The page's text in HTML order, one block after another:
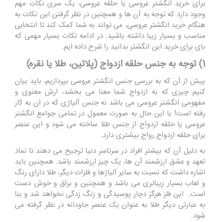
برای خرید انگشتر عروسی یا حلقه عروسی، یک سری نکات مهم
وجود دارد که توجه به آن ها و همچنین در نظر گرفتن این نکات به
هنگام خرید انگشتر عروسی، می تواند به شما کمک کند تا انتخابی
مناسب و بسیار زیبا داشته باشید. در ادامه نکات بسیار مهمی که
بای برای خرید این انگشتر بدانید را شرح داده ایم.
1) توجه به جنس حلقه ازدواج (پلاتین، طلا یا نقره)
پیش از آن که به بررسی جنس انگشتر عروسی بپردازیم، باید بیان
کنیم چیزی که به ازدواج شما معنا می بخشد، ارش معنوی و
مفهومی انگشتر عروسی می باشد نه جنس آلیاژی که در ان به کار
رفته است! با این حال به صورت معمول در تمامی جوامع انگشتر
عروسی یا حلقه ازدواج از جنس طلا ساخته می شود و این عنصر
برای حلقه ازدواج رواج بیشتری دارد.
به دلیل آن که بیشتر افراد در سرتاسر دنیا ترجیح می دهند تا نماد
تعهد و عشق ارزشمند آن ها، یک چیز ارزشمند باشد. همچنین باید
اشاره داشت که نسبت به سایر آلیاژها و فلزات دیگر، طلا دارای رنگ
و لعاب بسیار زیباتری می باشد و همچنین و براق و خوش دست
است. این فلز هرگز دچار پوسیدگی و زنگ زدگی نخواهد شد و بنا
به عبارتی دیگر طلا به عنوان یک عنصر جاودانه در نظر گرفته می
شود.